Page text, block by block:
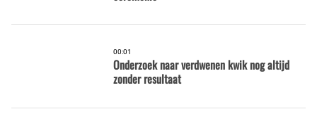
00:01
Onderzoek naar verdwenen kwik nog altijd
zonder resultaat